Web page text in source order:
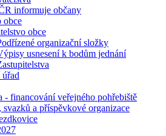
informuje občany
obce
obce
organizační složky
usnesení k bodům jednání
- financování veřejného pohřebiště
svazků a příspěvkové organizace